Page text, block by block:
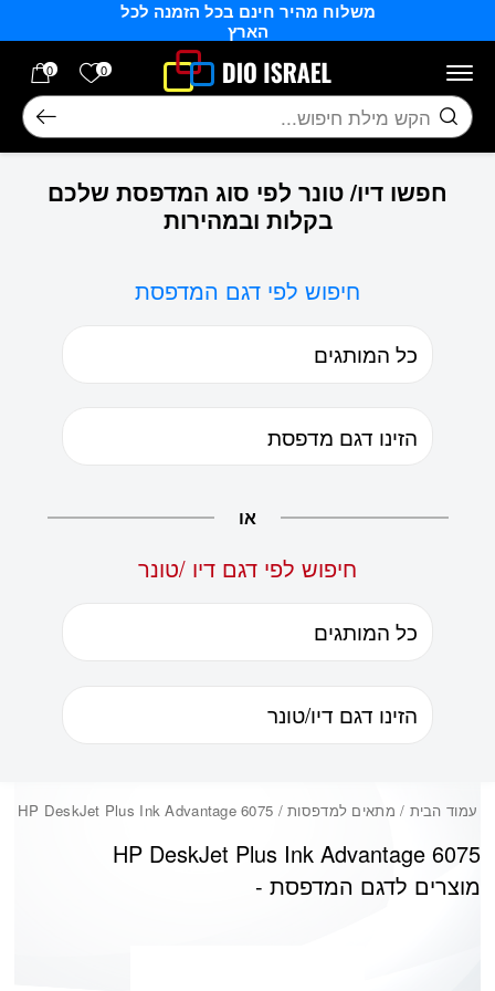
משלוח מהיר חינם בכל הזמנה לכל
הארץ
0 הרשימה
0
חיפוש
חפשו דיו/ טונר לפי סוג המדפסת שלכם
בקלות ובמהירות
חיפוש לפי דגם המדפסת
או
חיפוש לפי דגם דיו /טונר
עמוד הבית / מתאים למדפסות / HP DeskJet Plus Ink Advantage 6075
HP DeskJet Plus Ink Advantage 6075
מוצרים לדגם המדפסת -